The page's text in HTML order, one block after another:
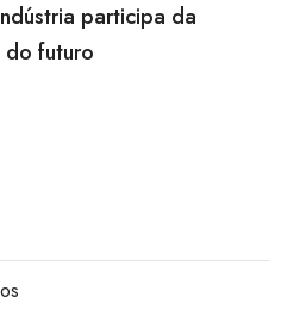
participa da
do futuro